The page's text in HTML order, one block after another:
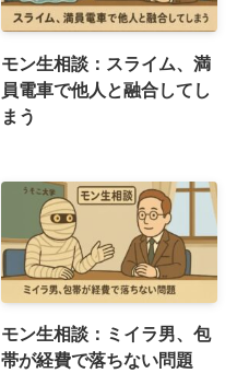
モン生相談：スライム、満
員電車で他人と融合してし
まう
モン生相談：ミイラ男、包
帯が経費で落ちない問題